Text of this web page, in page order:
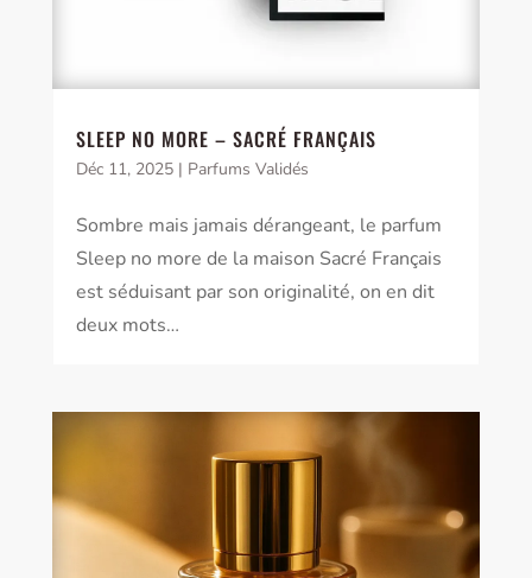
SLEEP NO MORE – SACRÉ FRANÇAIS
Déc 11, 2025| Parfums Validés
Sombre mais jamais dérangeant, le parfum
Sleep no more de la maison Sacré Français
est séduisant par son originalité, on en dit
deux mots…